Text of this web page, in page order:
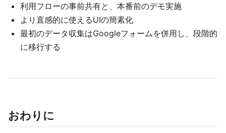
利用フローの事前共有と、本番前のデモ実施
より直感的に使えるUIの簡素化
最初のデータ収集はGoogleフォームを併用し、段階的
に移行する
おわりに